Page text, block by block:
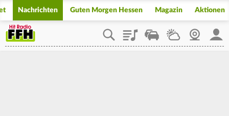
Nachrichten Guten Morgen Hessen Magazin Aktionen
PlaylistStaupilotWetterWebcam